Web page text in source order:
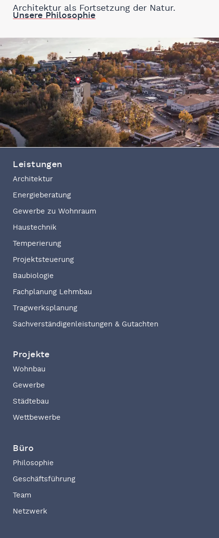
Architektur als Fortsetzung der Natur.
Unsere Philosophie
Leistungen
Architektur
Energieberatung
Gewerbe zu Wohnraum
Haustechnik
Temperierung
Projektsteuerung
Baubiologie
Fachplanung Lehmbau
Tragwerksplanung
Sachverständigenleistungen & Gutachten
Projekte
Wohnbau
Gewerbe
Städtebau
Wettbewerbe
Büro
Philosophie
Geschäftsführung
Team
Netzwerk